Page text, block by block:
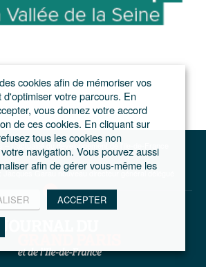
– L'actualité du développement de l'Ile-de-France
Jacques Garau nouveau directeur général délégué
cookies afin de mémoriser vos
d'optimiser votre parcours. En
vous donnez votre accord
de ces cookies. En cliquant sur
tous les cookies non
navigation. Vous pouvez aussi
afin de gérer vous-même les
ACCEPTER